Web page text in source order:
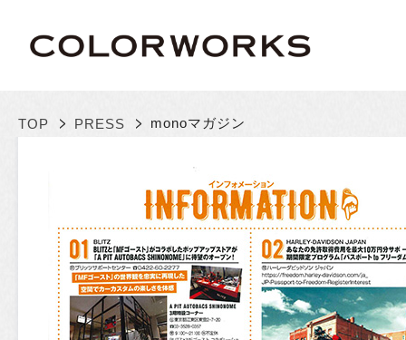
TOP > PRESS > monoマガジン